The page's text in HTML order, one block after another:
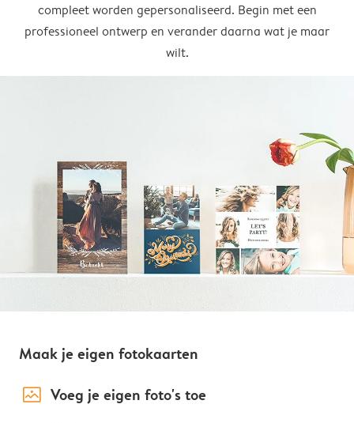
compleet worden gepersonaliseerd. Begin met een
professioneel ontwerp en verander daarna wat je maar
wilt.
Maak je eigen fotokaarten
image_placeholder Voeg je eigen foto's toe